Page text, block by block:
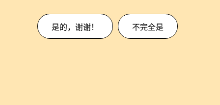
是的，谢谢！ 不完全是